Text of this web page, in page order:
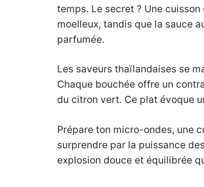
temps. Le secret ? Une
moelleux, tandis que la sauce
parfumée.
Les saveurs thaïlandaises se
Chaque bouchée offre un
du citron vert. Ce plat évoque
Prépare ton micro-ondes, une
surprendre par la puissance
explosion douce et équilibrée